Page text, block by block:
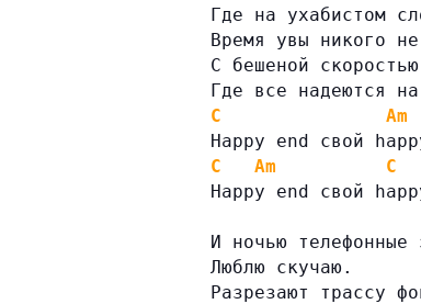
Где на ухабистом
Время увы никого
С бешеной
Где все надеются
C
Am
Happy end свой
C
Am C
Happy end свой
И ночью телефонные
Люблю скучаю.
Разрезают трассу